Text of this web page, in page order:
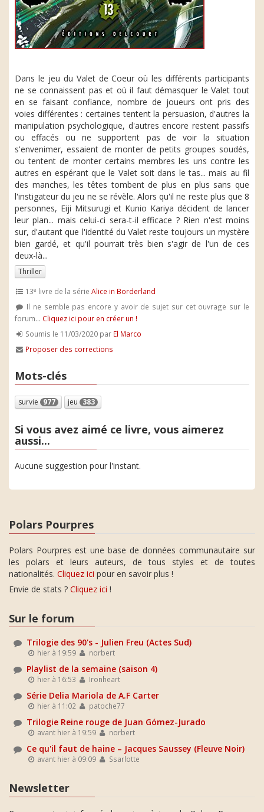
Dans le jeu du Valet de Coeur où les différents participants
ne se connaissent pas et où il faut démasquer le Valet tout
en se faisant confiance, nombre de joueurs ont pris des
voies différentes : certaines tentent la persuasion, d'autres la
manipulation psychologique, d'autres encore restent passifs
ou effacés ou ne supportent pas de voir la situation
s'envenimer, essaient de monter de petits groupes soudés,
ou tentent de monter certains membres les uns contre les
autres en espérant que le Valet soit dans le tas... mais au fil
des manches, les têtes tombent de plus en plus sans que
l'instigateur du jeu ne se révèle. Alors qu'il ne reste plus que 8
personnes, Eiji Mitsurugi et Kunio Kariya décident de lancer
leur plan... mais celui-ci sera-t-il efficace ? Rien n'est moins
sur, d'autant que l'identité du Valet reste toujours un mystère
bien gardé, et qu'il pourrait très bien s'agir de l'un de ces
deux-là...
Thriller
13e livre de la sérieAlice in Borderland
Il ne semble pas encore y avoir de sujet sur cet ouvrage sur le
forum... Cliquez ici pour en créer un !
Soumis le 11/03/2020 par El Marco
Proposer des corrections
Mots-clés
survie 977 jeu 383
Si vous avez aimé ce livre, vous aimerez
aussi...
Aucune suggestion pour l'instant.
Polars Pourpres
Polars Pourpres est une base de données communautaire sur
les polars et leurs auteurs, de tous styles et de toutes
nationalités. Cliquez ici pour en savoir plus !
Envie de stats ? Cliquez ici !
Sur le forum
Trilogie des 90's - Julien Freu (Actes Sud)
hier à 19:59 norbert
Playlist de la semaine (saison 4)
hier à 16:53 Ironheart
Série Delia Mariola de A.F Carter
hier à 11:02 patoche77
Trilogie Reine rouge de Juan Gómez-Jurado
avant hier à 19:59 norbert
Ce qu'il faut de haine – Jacques Saussey (Fleuve Noir)
avant hier à 09:09 Ssarlotte
Newsletter